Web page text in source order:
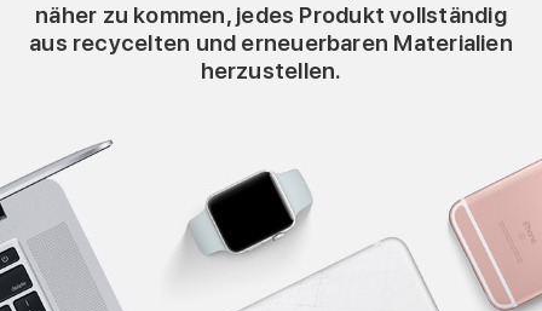
näher zu kommen, jedes Produkt vollständig
aus recycelten und erneuer­baren Materialien
herzustellen.